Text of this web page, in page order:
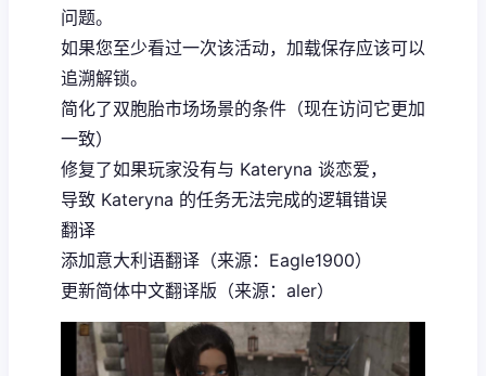
问题。
如果您至少看过一次该活动，加载保存应该可以
追溯解锁。
简化了双胞胎市场场景的条件（现在访问它更加
一致）
修复了如果玩家没有与 Kateryna 谈恋爱，
导致 Kateryna 的任务无法完成的逻辑错误
翻译
添加意大利语翻译（来源：Eagle1900）
更新简体中文翻译版（来源：aler）